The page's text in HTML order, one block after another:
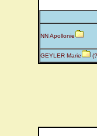
NN Apollonie
GEYLER Marie